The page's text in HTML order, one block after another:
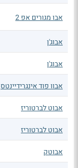
אבו מגורים אפ 2
אבוג'ן
אבוג'ן
אבוו פוד אינגרידיינטס
אבוט לברטוריז
אבוט לברטוריז
אבוטק